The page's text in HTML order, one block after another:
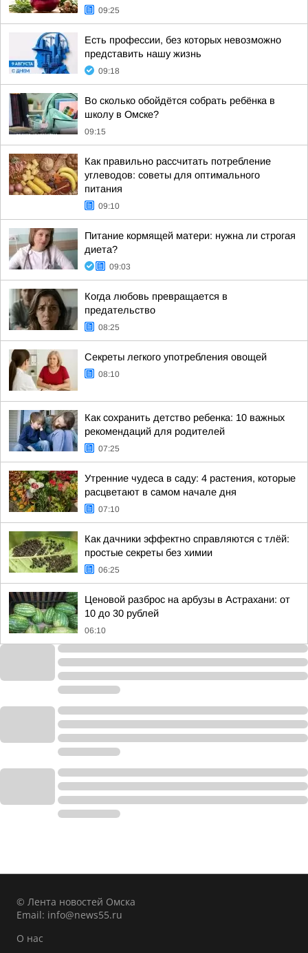
09:25
Есть профессии, без которых невозможно
представить нашу жизнь
09:18
Во сколько обойдётся собрать ребёнка в
школу в Омске?
09:15
Как правильно рассчитать потребление
углеводов: советы для оптимального
питания
09:10
Питание кормящей матери: нужна ли строгая
диета?
09:03
Когда любовь превращается в
предательство
08:25
Секреты легкого употребления овощей
08:10
Как сохранить детство ребенка: 10 важных
рекомендаций для родителей
07:25
Утренние чудеса в саду: 4 растения, которые
расцветают в самом начале дня
07:10
Как дачники эффектно справляются с тлёй:
простые секреты без химии
06:25
Ценовой разброс на арбузы в Астрахани: от
10 до 30 рублей
06:10
© Лента новостей Омска
Email: info@news55.ru
О нас